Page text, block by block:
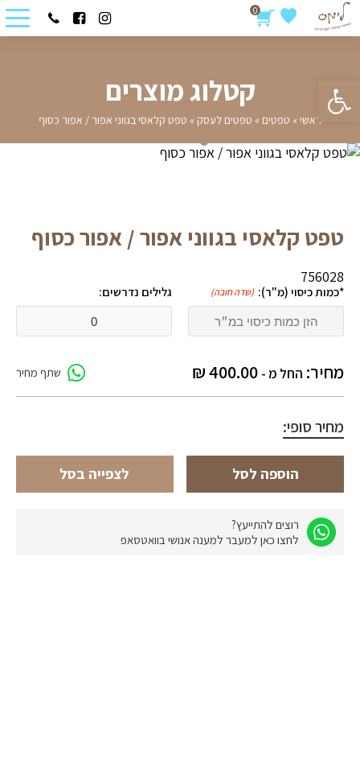
פתח סרגל נגישות
0
קטלוג מוצרים
ראשי » טפטים » טפטים לעסק » טפט קלאסי בגווני אפור / אפור כסוף
טפט קלאסי בגווני אפור / אפור כסוף
756028
*כמות כיסוי (מ"ר): (שדה חובה) גלילים נדרשים:
מחיר: החל מ - 400.00
₪ שתף מחיר
מחיר סופי:
הוספה לסל לצפייה בסל
רוצים להתייעץ?
לחצו כאן למעבר למענה אנושי בוואטסאפ